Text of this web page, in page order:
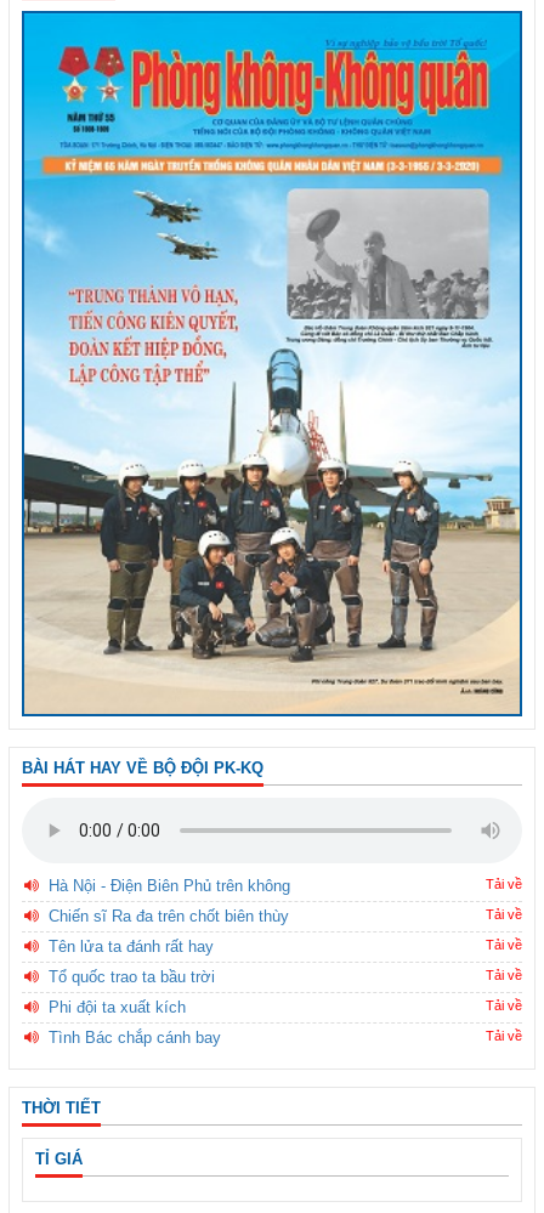
BÀI HÁT HAY VỀ BỘ ĐỘI PK-KQ
Hà Nội - Điện Biên Phủ trên không Tải về
Chiến sĩ Ra đa trên chốt biên thùy Tải về
Tên lửa ta đánh rất hay Tải về
Tổ quốc trao ta bầu trời Tải về
Phi đội ta xuất kích Tải về
Tình Bác chắp cánh bay Tải về
THỜI TIẾT
TỈ GIÁ